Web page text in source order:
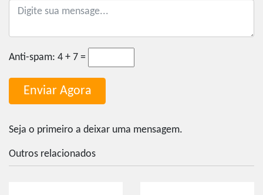
Anti-spam: 4 + 7 =
Seja o primeiro a deixar uma mensagem.
Outros relacionados